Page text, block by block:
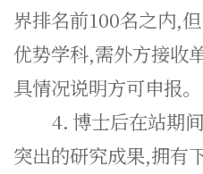
界排名前100名之内,
优势学科,需外方接收
具情况说明方可申报。
4. 博士后在站期
突出的研究成果,拥有